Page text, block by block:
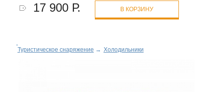
17 900 Р. В КОРЗИНУ
Туристическое снаряжение → Холодильники